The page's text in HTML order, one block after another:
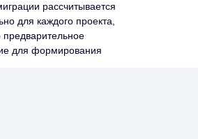
рассчитывается
для каждого проекта,
для формирования